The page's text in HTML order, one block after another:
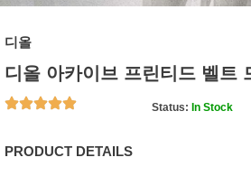
디올
디올 아카이브 프린티드 벨트
Status: In Stock
PRODUCT DETAILS